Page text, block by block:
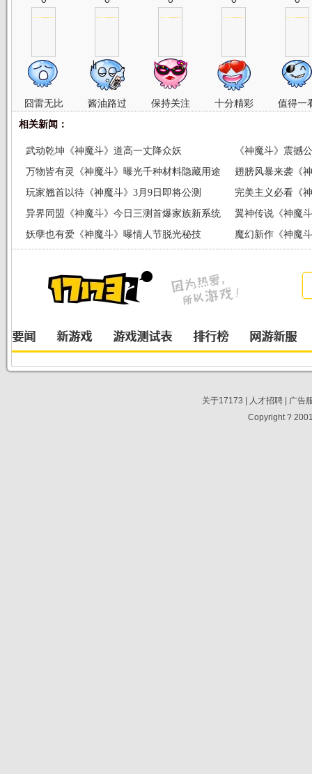
囧雷无比 酱油路过 保持关注 十分精彩 值得一
相关新闻：
武动乾坤《神魔斗》道高一丈降众妖
《神魔斗》震撼
线！
万物皆有灵《神魔斗》曝光千种材料隐藏用途
翅膀风暴来袭《
玩家翘首以待《神魔斗》3月9日即将公测
完美主义必看《
异界同盟《神魔斗》今日三测首爆家族新系统
翼神传说《神魔
妖孽也有爱《神魔斗》曝情人节脱光秘技
魔幻新作《神魔
关于17173 人才招聘|
广告
Copyright ?